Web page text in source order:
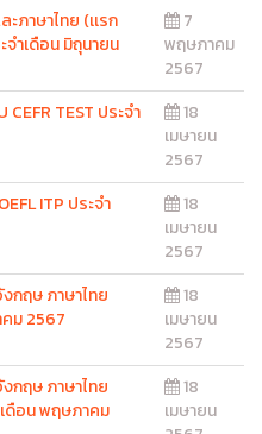
ภาษาไทย (เเรก
จำเดือน มิถุนายน
7
พฤษภาคม
2567
TEST ประจำ
18
เมษายน
2567
ITP ประจำ
18
เมษายน
2567
กฤษ ภาษาไทย
คม 2567
18
เมษายน
2567
กฤษ ภาษาไทย
ดือน พฤษภาคม
18
เมษายน